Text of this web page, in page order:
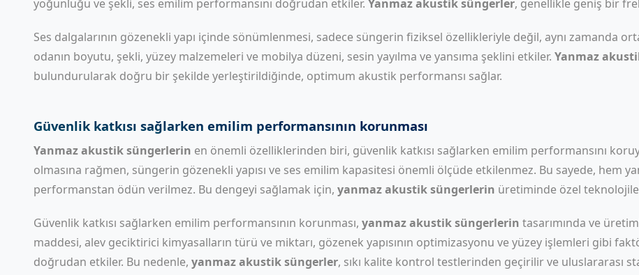
yoğunluğu ve şekli, ses emilim performansını doğrudan etkiler. Yanmaz akustik süngerler, genellikle geniş bir
Ses dalgalarının gözenekli yapı içinde sönümlenmesi, sadece süngerin fiziksel özellikleriyle değil, aynı zamanda
odanın boyutu, şekli, yüzey malzemeleri ve mobilya düzeni, sesin yayılma ve yansıma şeklini etkiler. Yanmaz
bulundurularak doğru bir şekilde yerleştirildiğinde, optimum akustik performansı sağlar.
Güvenlik katkısı sağlarken emilim performansının korunması
Yanmaz akustik süngerlerin en önemli özelliklerinden biri, güvenlik katkısı sağlarken emilim performansını
olmasına rağmen, süngerin gözenekli yapısı ve ses emilim kapasitesi önemli ölçüde etkilenmez. Bu sayede, hem
performanstan ödün verilmez. Bu dengeyi sağlamak için, yanmaz akustik süngerlerin üretiminde özel
Güvenlik katkısı sağlarken emilim performansının korunması, yanmaz akustik süngerlerin tasarımında ve
maddesi, alev geciktirici kimyasalların türü ve miktarı, gözenek yapısının optimizasyonu ve yüzey işlemleri gibi
doğrudan etkiler. Bu nedenle, yanmaz akustik süngerler, sıkı kalite kontrol testlerinden geçirilir ve uluslararası